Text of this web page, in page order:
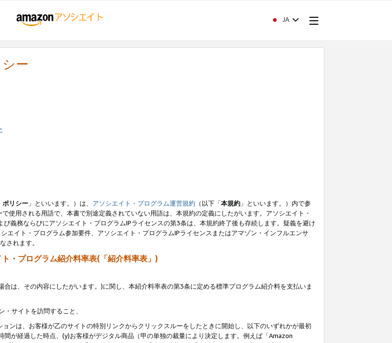
JA
ー
ポリシー 」といいます。）は、 アソシエイト・プログラム運営規約 （以下「本規約 」といいます。）内で参
使用される用語で、本書で別途定義されていない用語は、本規約の定義にしたがいます。アソシエイト・
義務ならびにアソシエイト・プログラムIPライセンスの第3条は、本規約終了後も存続します。疑義を避け
エイト・プログラム参加要件、アソシエイト・プログラムIPライセンスまたはアマゾン・インフルエンサ
されます。
・プログラム紹介料率表(「紹介料率表」)
合は、その内容にしたがいます。)に関し、本紹介料率表の第3条に定める標準プログラム紹介料を支払いま
サイトを訪問すること、
ンは、お客様が乙のサイトの特別リンクからクリックスルーをしたときに開始し、以下のいずれかが最初
が経過した時点、(y)お客様がデジタル商品（甲の単独の裁量により決定します。例えば「Amazon